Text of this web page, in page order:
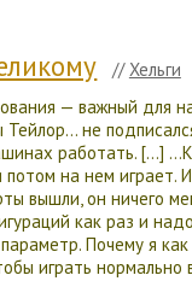
//Хельги
— важный для
Тейлор… не
работать. […]
потом на нем играет.
вышли, он ничего
как раз и
Почему я
играть